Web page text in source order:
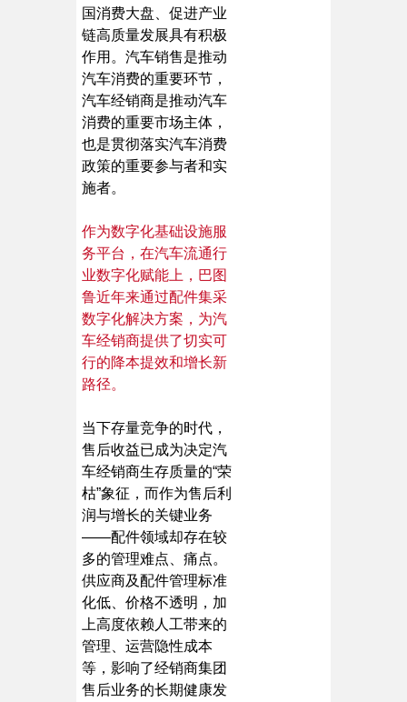
国消费大盘、促进产业
链高质量发展具有积极
作用。汽车销售是推动
汽车消费的重要环节，
汽车经销商是推动汽车
消费的重要市场主体，
也是贯彻落实汽车消费
政策的重要参与者和实
施者。
作为数字化基础设施服
务平台，在汽车流通行
业数字化赋能上，巴图
鲁近年来通过配件集采
数字化解决方案，为汽
车经销商提供了切实可
行的降本提效和增长新
路径。
当下存量竞争的时代，
售后收益已成为决定汽
车经销商生存质量的“荣
枯”象征，而作为售后利
润与增长的关键业务
——配件领域却存在较
多的管理难点、痛点。
供应商及配件管理标准
化低、价格不透明，加
上高度依赖人工带来的
管理、运营隐性成本
等，影响了经销商集团
售后业务的长期健康发